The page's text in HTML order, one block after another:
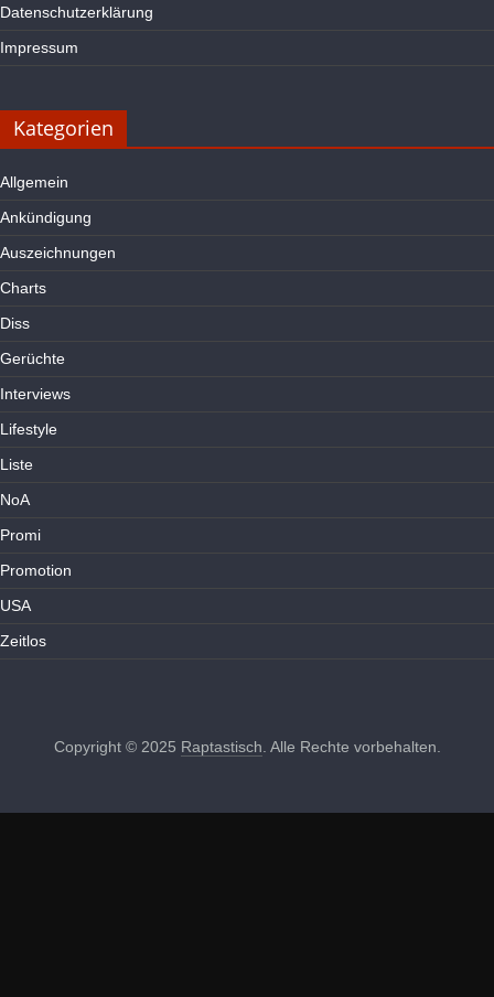
Datenschutzerklärung
Impressum
Kategorien
Allgemein
Ankündigung
Auszeichnungen
Charts
Diss
Gerüchte
Interviews
Lifestyle
Liste
NoA
Promi
Promotion
USA
Zeitlos
Copyright © 2025 Raptastisch . Alle Rechte vorbehalten.